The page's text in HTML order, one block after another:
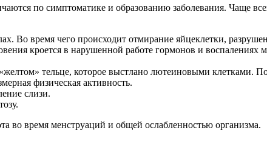
по симптоматике и образованию заболевания. Чаще
Во время чего происходит отмирание яйцеклетки,
кроется в нарушенной работе гормонов и
тельце, которое выстлано лютеиновыми клетками.
физическая активность.
слизи.
время менструаций и общей ослабленностью организма.